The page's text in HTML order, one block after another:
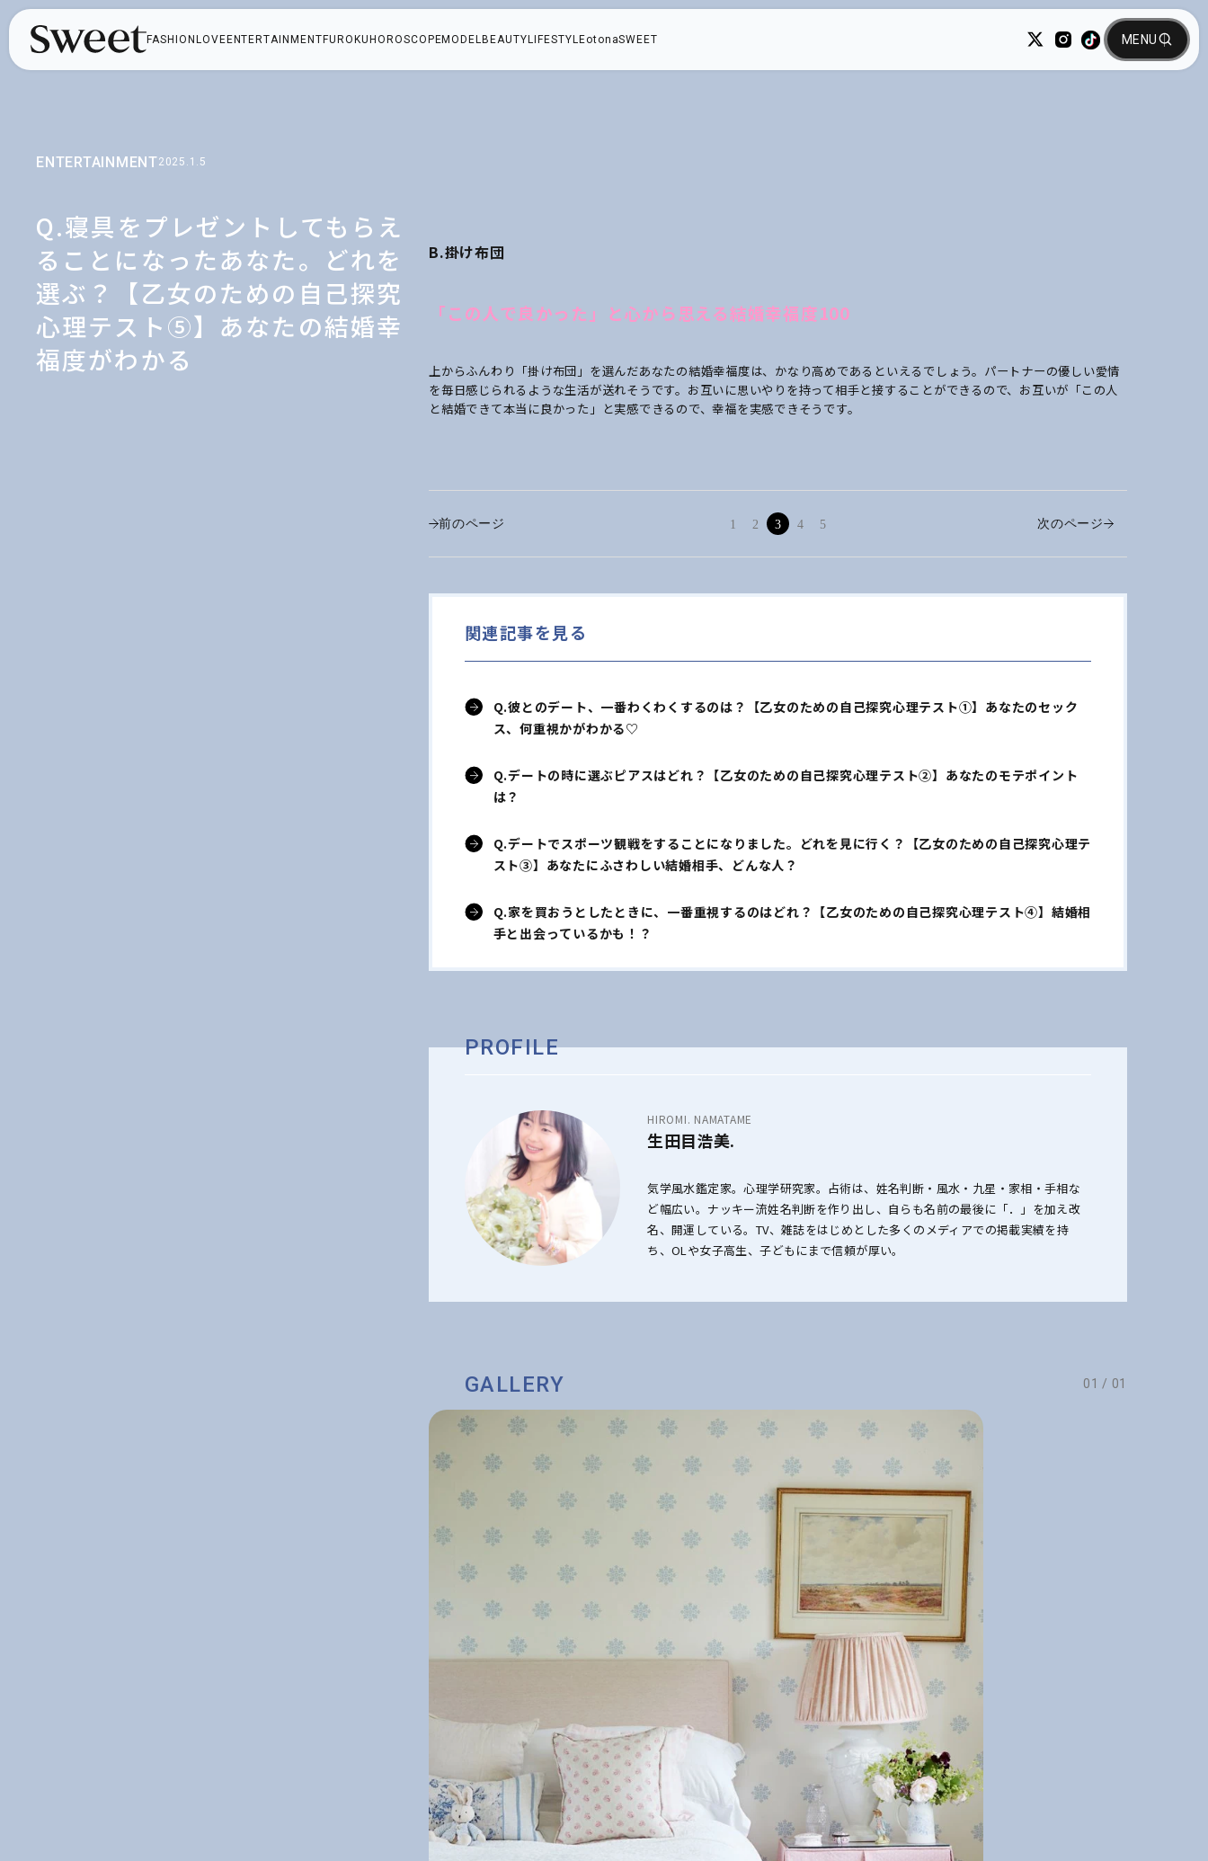
FASHION LOVE ENTERTAINMENT FUROKU HOROSCOPEMODEL BEAUTY LIFESTYLEotonaSWEET
ENTERTAINMENT2025.1.5
Q.寝具をプレゼントしてもらえ
ることになったあなた。どれを
選ぶ？【乙女のための自己探究
心理テスト⑤】あなたの結婚幸
福度がわかる
B.掛け布団
「この人で良かった」と心から思える結婚幸福度100
上からふんわり「掛け布団」を選んだあなたの結婚幸福度は、かなり高めであるといえるでしょう。パートナーの優しい愛情
を毎日感じられるような生活が送れそうです。お互いに思いやりを持って相手と接することができるので、お互いが「この人
と結婚できて本当に良かった」と実感できるので、幸福を実感できそうです。
前のページ 1 2 3 4 5 次のページ
関連記事を見る
Q.彼とのデート、一番わくわくするのは？【乙女のための自己探究心理テスト①】あなたのセック
ス、何重視かがわかる♡
Q.デートの時に選ぶピアスはどれ？【乙女のための自己探究心理テスト②】あなたのモテポイント
は？
Q.デートでスポーツ観戦をすることになりました。どれを見に行く？【乙女のための自己探究心理テ
スト③】あなたにふさわしい結婚相手、どんな人？
Q.家を買おうとしたときに、一番重視するのはどれ？【乙女のための自己探究心理テスト④】結婚相
手と出会っているかも！？
PROFILE
HIROMI. NAMATAME
生田目浩美.
気学風水鑑定家。心理学研究家。占術は、姓名判断・風水・九星・家相・手相な
ど幅広い。ナッキー流姓名判断を作り出し、自らも名前の最後に「．」を加え改
名、開運している。TV、雑誌をはじめとした多くのメディアでの掲載実績を持
ち、OLや女子高生、子どもにまで信頼が厚い。
GALLERY 01 / 01